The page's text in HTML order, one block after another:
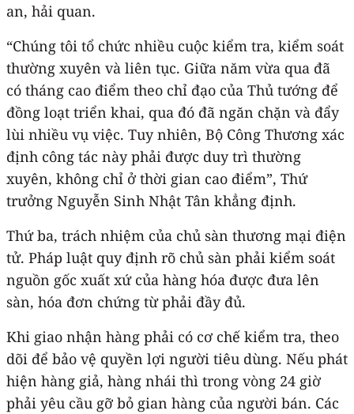
an, hải quan.
“Chúng tôi tổ chức nhiều cuộc kiểm tra, kiểm soát
thường xuyên và liên tục. Giữa năm vừa qua đã
có tháng cao điểm theo chỉ đạo của Thủ tướng để
đồng loạt triển khai, qua đó đã ngăn chặn và đẩy
lùi nhiều vụ việc. Tuy nhiên, Bộ Công Thương xác
định công tác này phải được duy trì thường
xuyên, không chỉ ở thời gian cao điểm”, Thứ
trưởng Nguyễn Sinh Nhật Tân khẳng định.
Thứ ba, trách nhiệm của chủ sàn thương mại điện
tử. Pháp luật quy định rõ chủ sàn phải kiểm soát
nguồn gốc xuất xứ của hàng hóa được đưa lên
sàn, hóa đơn chứng từ phải đầy đủ.
Khi giao nhận hàng phải có cơ chế kiểm tra, theo
dõi để bảo vệ quyền lợi người tiêu dùng. Nếu phát
hiện hàng giả, hàng nhái thì trong vòng 24 giờ
phải yêu cầu gỡ bỏ gian hàng của người bán. Các